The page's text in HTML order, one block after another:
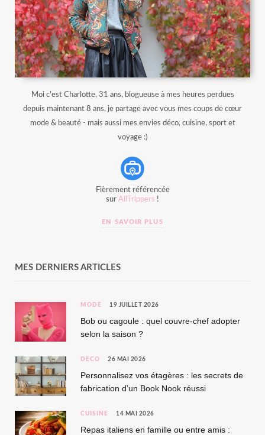
Moi c'est Charlotte, 31 ans, blogueuse à mes heures perdues
depuis maintenant 8 ans, je partage avec vous mes coups de cœur
mode & beauté - mais aussi mes envies déco, cuisine, sport et
voyage :)
Fièrement référencée
sur AllTrippers !
EN SAVOIR PLUS
MES DERNIERS ARTICLES
MODE 19 JUILLET 2026
Bob ou cagoule : quel couvre-chef adopter
selon la saison ?
DÉCO 26 MAI 2026
Personnalisez vos étagères : les secrets de
fabrication d’un Book Nook réussi
CUISINE 14 MAI 2026
Repas italiens en famille ou entre amis :